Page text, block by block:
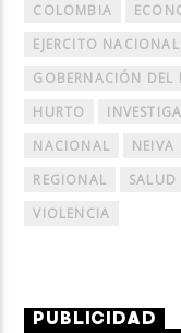
COLOMBIA
EJERCITO NACIONAL
GOBERNACIÓN DEL
HURTO
NACIONAL
NEIVA
REGIONAL
SALUD
VIOLENCIA
PUBLICIDAD